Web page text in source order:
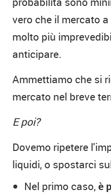
vero che il mercato
molto più
anticipare.
Ammettiamo che si
mercato nel breve
E poi?
Dovemo ripetere
liquidi, o spostarci
Nel primo caso,è